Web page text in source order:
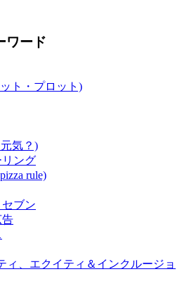
ワード
ト・プロット)
気？)
リング
rule)
ブン
告
ィ、エクイティ＆インクルージョ